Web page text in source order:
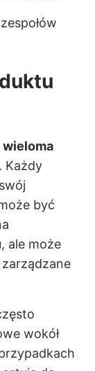
. Każdy
być
ale może
wokół